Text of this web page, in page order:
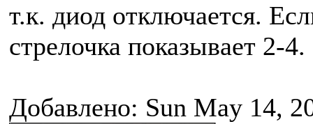
т.к. диод отключается.
стрелочка показывает 2-4.
Добавлено: Sun May 14,